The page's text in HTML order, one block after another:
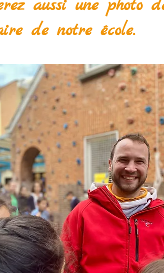
aussi une
de notre école.